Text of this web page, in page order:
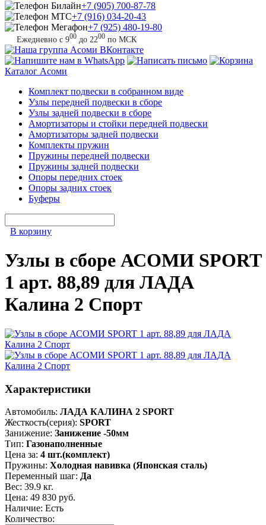
+7 (905) 700-87-78
+7 (916) 034-20-43
+7 (925) 480-19-80
Ежедневно с 900 до 2200 по МСК
Каталог Асоми
Комплект подвески в собранном виде
Узлы передней подвески в сборе
Узлы задней подвески в сборе
Амортизаторы и стойки передней подвески
Амортизаторы задней подвески
Комплекты пружин
Пружины передней подвески
Пружины задней подвески
Опоры передних стоек
Опоры задних стоек
Буферы
В корзину
Узлы в сборе АСОМИ SPORT
1 арт. 88,89 для ЛАДА
Калина 2 Спорт
Характеристики
Автомобиль: ЛАДА КАЛИНА 2 SPORT
Жесткость(серия): SPORT
Занижение: Занижение -50мм
Тип: Газонаполненные
Цена за: 4 шт.(комплект)
Пружины: Холодная навивка (Японская сталь)
Переменный шаг: Да
Вес: 39.9 кг.
Цена: 49 830 руб.
Наличие: Есть
Количество: